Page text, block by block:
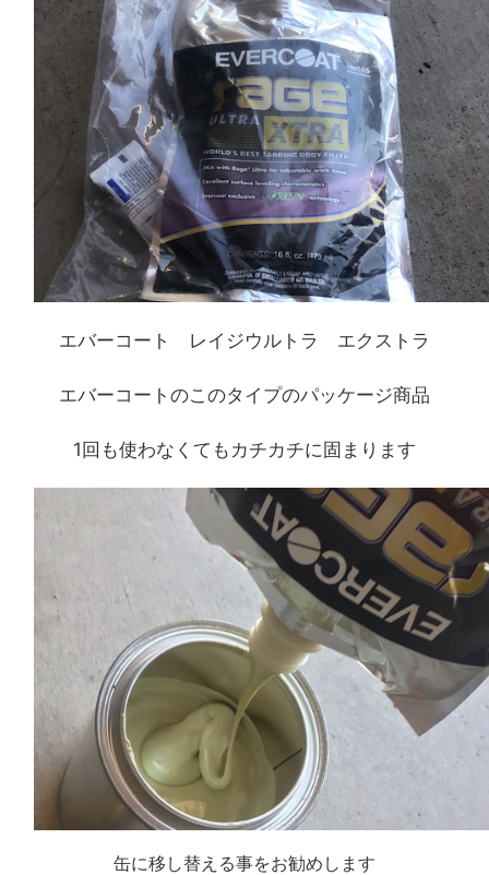
エバーコート レイジウルトラ エクストラ
エバーコートのこのタイプのパッケージ商品
1回も使わなくてもカチカチに固まります
缶に移し替える事をお勧めします